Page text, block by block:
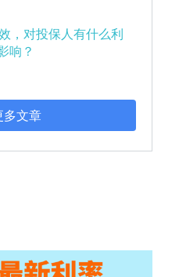
，对投保人有什么利
响？
多文章